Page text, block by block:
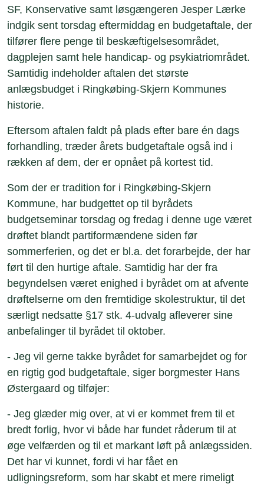
SF, Konservative samt løsgængeren Jesper Lærke
indgik sent torsdag eftermiddag en budgetaftale, der
tilfører flere penge til beskæftigelsesområdet,
dagplejen samt hele handicap- og psykiatriområdet.
Samtidig indeholder aftalen det største
anlægsbudget i Ringkøbing-Skjern Kommunes
historie.
Eftersom aftalen faldt på plads efter bare én dags
forhandling, træder årets budgetaftale også ind i
rækken af dem, der er opnået på kortest tid.
Som der er tradition for i Ringkøbing-Skjern
Kommune, har budgettet op til byrådets
budgetseminar torsdag og fredag i denne uge været
drøftet blandt partiformændene siden før
sommerferien, og det er bl.a. det forarbejde, der har
ført til den hurtige aftale. Samtidig har der fra
begyndelsen været enighed i byrådet om at afvente
drøftelserne om den fremtidige skolestruktur, til det
særligt nedsatte §17 stk. 4-udvalg afleverer sine
anbefalinger til byrådet til oktober.
- Jeg vil gerne takke byrådet for samarbejdet og for
en rigtig god budgetaftale, siger borgmester Hans
Østergaard og tilføjer:
- Jeg glæder mig over, at vi er kommet frem til et
bredt forlig, hvor vi både har fundet råderum til at
øge velfærden og til et markant løft på anlægssiden.
Det har vi kunnet, fordi vi har fået en
udligningsreform, som har skabt et mere rimeligt